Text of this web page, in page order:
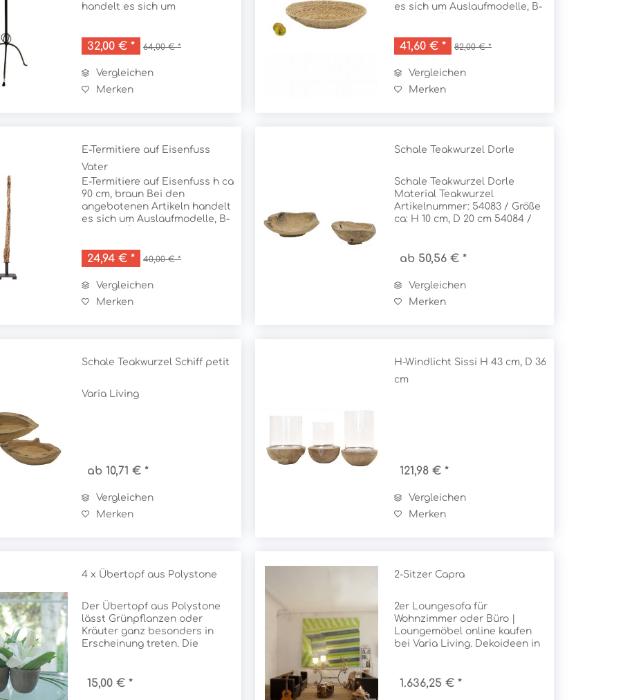
handelt es sich um
Ausstellungssstücke. Bei
Ausstellungsstücken und B-
Waren können leichte Mängel
32,00 € * 64,00 € *
Vergleichen
Merken
es sich um Auslaufmodelle, B-
Ausstellungsstücken und B-
Waren können leichte Mängel
und...
41,60 € * 82,00 € *
Vergleichen
Merken
E-Termitiere auf Eisenfuss
Vater
E-Termitiere auf Eisenfuss h ca
90 cm, braun Bei den
angebotenen Artikeln handelt
es sich um Auslaufmodelle, B-
Ausstellungsstücken und B-
Waren können leichte Mängel
und...
24,94 € * 40,00 € *
Vergleichen
Merken
Schale Teakwurzel Dorle
Schale Teakwurzel Dorle
Material Teakwurzel
Artikelnummer: 54083 / Größe
ca: H 10 cm, D 20 cm 54084 /
40 cm
ab 50,56 € *
Vergleichen
Merken
Schale Teakwurzel Schiff petit
Varia Living
ab 10,71 € *
Vergleichen
Merken
H-Windlicht Sissi H 43 cm, D 36
cm
121,98 € *
Vergleichen
Merken
4 x Übertopf aus Polystone
Der Übertopf aus Polystone
lässt Grünpflanzen oder
Kräuter ganz besonders in
Erscheinung treten. Die
das Grün der Pflanzen. Die
15,00 € *
2-Sitzer Capra
2er Loungesofa für
Wohnzimmer oder Büro |
Loungemöbel online kaufen
bei Varia Living. Dekoideen in
1.636,25 € *